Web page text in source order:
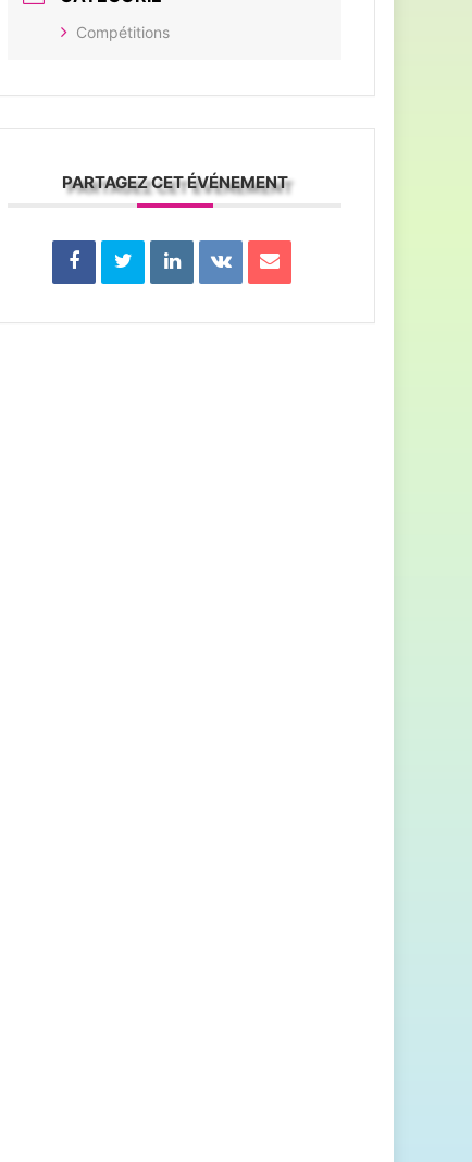
Compétitions
PARTAGEZ CET ÉVÉNEMENT